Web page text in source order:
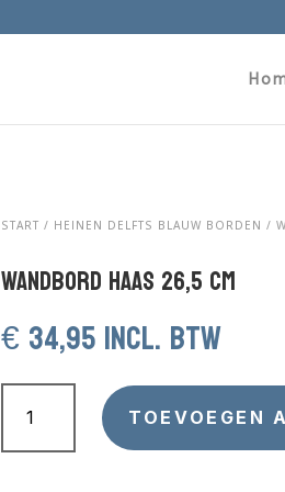
START / HEINEN DELFTS BLAUW BORDEN /
Wandbord Haas 26,5 cm
€34,95incl. btw
Wandbord
Haas
26,5
TOEVOEGEN